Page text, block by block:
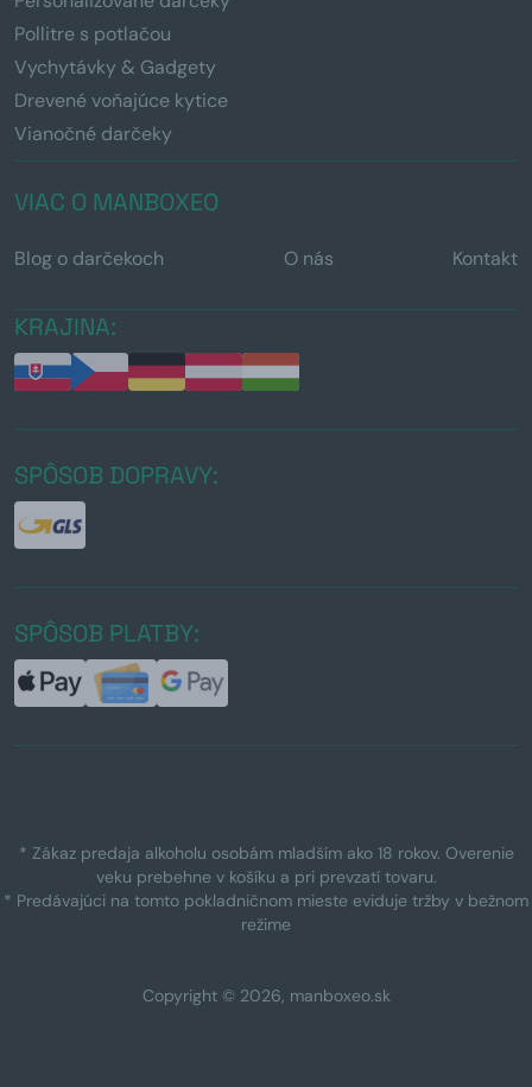
Pollitre s potlačou
Vychytávky & Gadgety
Drevené voňajúce kytice
Vianočné darčeky
VIAC O MANBOXEO
Blog o darčekoch O nás Kontakt
KRAJINA:
SPÔSOB DOPRAVY:
SPÔSOB PLATBY:
* Zákaz predaja alkoholu osobám mladším ako 18 rokov. Overenie
veku prebehne v košíku a pri prevzatí tovaru.
* Predávajúci na tomto pokladničnom mieste eviduje tržby v bežnom
režime
Copyright © 2026, manboxeo.sk